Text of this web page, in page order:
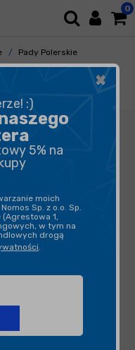
0
Pady Polerskie
×
:)
5% na
moich
Sp. z o.o. Sp.
(Agrestowa 1,
w tym na
drogą
.